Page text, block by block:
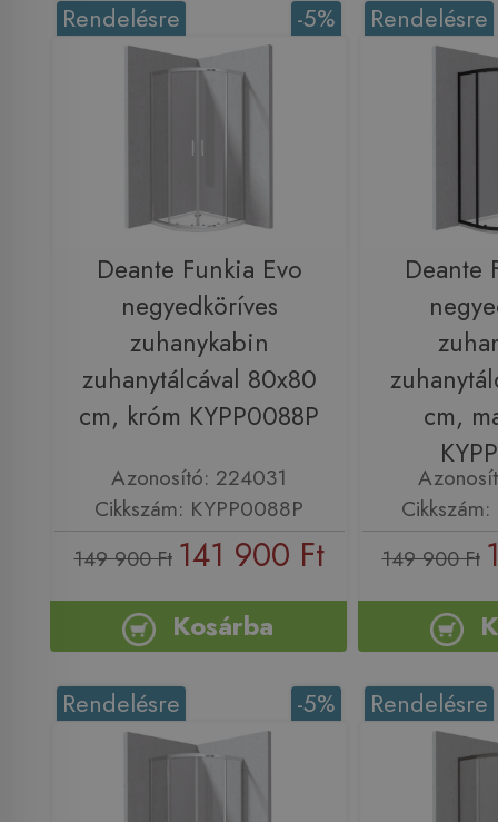
-5%
Rendelésre
Deante Funkia Evo
negyedköríves
zuhanykabin
zuhanytálcával 80x80
cm, króm KYPP0088P
Azonosító: 224031
Cikkszám: KYPP0088P
149 900 Ft 141 900 Ft
Kosárba
Rendelésre
Deante
cm,
149 900 Ft
-5%
Rendelésre Rendelésre